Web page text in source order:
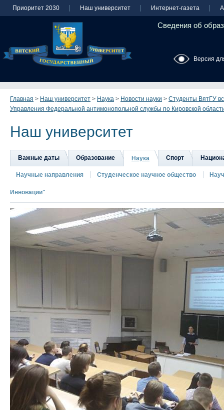
Приоритет 2030 Наш университет Интернет-газета
Сведения об
Версия
Главная > Наш университет > Наука > Новости науки > Студенты ВятГУ
Управления Федеральной антимонопольной службы по Кировской
Наш университет
Важные даты Образование Наука Спорт
Научные направления Студенческое научное общество
Инновации"